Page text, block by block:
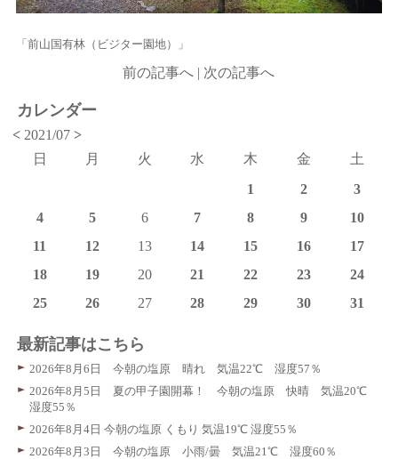
「前山国有林（ビジター園地）」
前の記事へ | 次の記事へ
カレンダー
< 2021/07>
日
月 火 水 木 金
土
1
2
3
4
5 6 7 8 9
10
11
12 13 14 15 16
17
18
19 20 21 22 23
24
25
26 27 28 29 30 31
最新記事はこちら
2026年8月6日 今朝の塩原 晴れ 気温22℃ 湿度57％
2026年8月5日 夏の甲子園開幕！ 今朝の塩原 快晴 気温20℃
湿度55％
2026年8月4日 今朝の塩原 くもり 気温19℃ 湿度55％
2026年8月3日 今朝の塩原 小雨/曇 気温21℃ 湿度60％